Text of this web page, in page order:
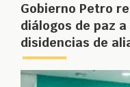
Gobierno Petro
diálogos de paz
disidencias de